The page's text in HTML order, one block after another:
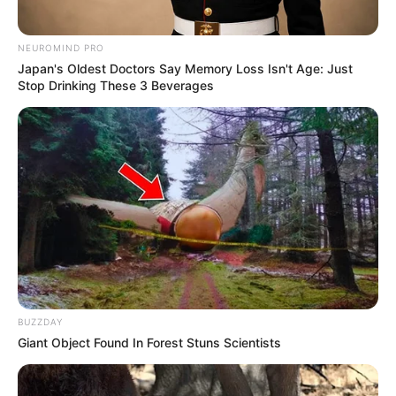
Rosineide de Sousa, de.
NEUROMIND PRO
Japan's Oldest Doctors Say Memory Loss Isn't Age: Just
Stop Drinking These 3 Beverages
BUZZDAY
Giant Object Found In Forest Stuns Scientists